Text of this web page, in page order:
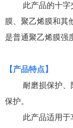
此产品的十
膜、聚乙烯膜和其
是普通聚乙烯膜强
【产品特点 】
耐磨损保护、限
保护。
此产品适用于